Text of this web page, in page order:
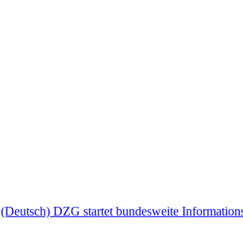
(Deutsch) DZG startet bundesweite